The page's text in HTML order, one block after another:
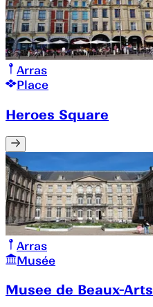
Arras
Place
Heroes Square
Arras
Musée
Musee de Beaux-Arts